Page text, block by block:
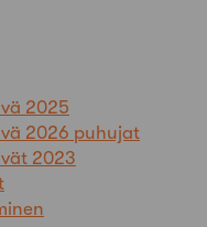
2025
2026 puhujat
2023